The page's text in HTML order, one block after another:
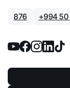
876 +994 50